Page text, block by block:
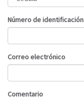
Número de identificación
Correo electrónico
Comentario